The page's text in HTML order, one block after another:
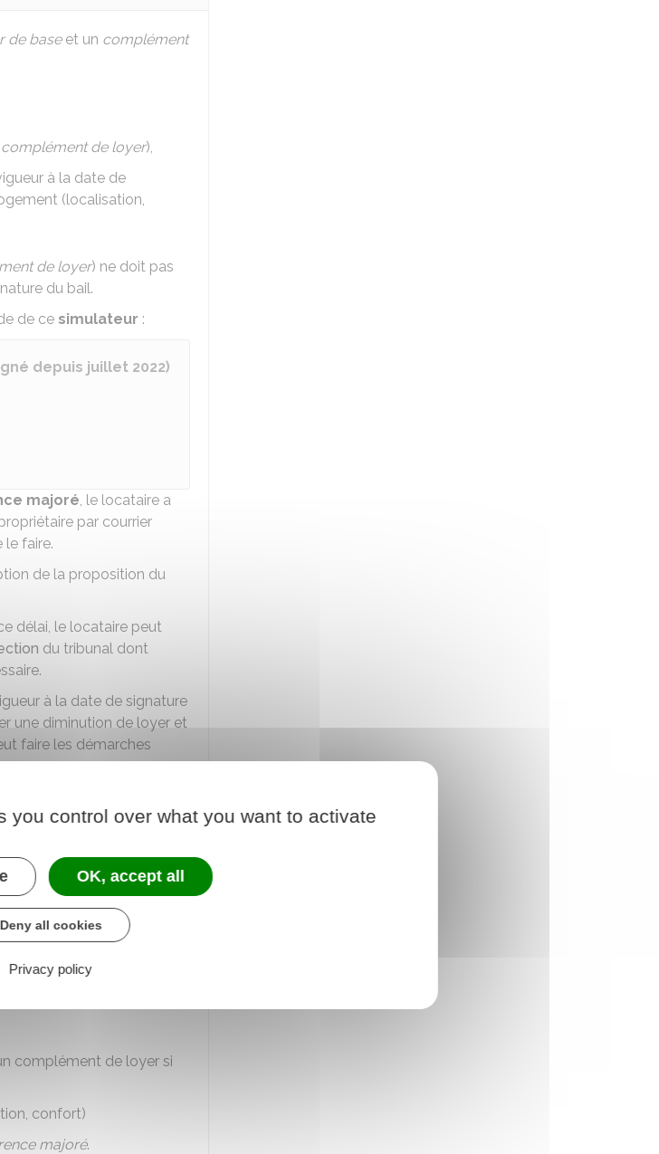
de baseet un complément
complément de loyer),
à la date de
(localisation,
de loyer) ne doit pas
du bail.
de ce simulateur :
depuis juillet 2022)
majoré, le locataire a
par courrier
faire.
de la proposition du
délai, le locataire peut
du tribunal dont
à la date de signature
une diminution de loyer et
faire les démarches
le logement loué.
Le propriétaire
personne physique, et
complément de loyer si
confort)
majoré.
you control over what you want to activate
OK, accept all
Deny all cookies
Privacy policy